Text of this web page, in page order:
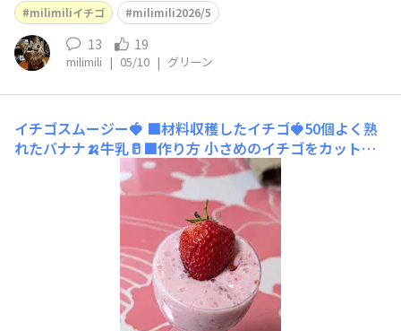
り使って🍓スムージーでもたくさん残ったのでこちらをお
隣さんに🍓あげました〜🤗凄く喜んでくれました😆🎶ma
halo♡
milimiliイチゴ milimili2026/5
13 19
milimili | 05/10 | グリーン
イチゴスムージー🍓 ■材料収穫したイチゴ🍓50個よく熟
れたバナナ🍌牛乳🥛■作り方 小さめのイチゴをカット私
はフードプロセッサーしか持ってないのでここにイチゴ、
バナナ、牛乳入れて回します。グラスに注いでイチゴを大
きめにカットしてグラスに入れます。1番上に大きな形の
いいイチゴ🍓を乗せて出来上がり🤗■工夫ポイントよ